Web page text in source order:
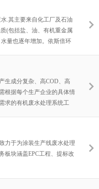
.其主要来自化工厂及石油
(包括盐、油、有机重金属
量也逐年增加。依斯倍环
生成分复杂、高COD、高
根据每个生产企业的具体情
求的有机废水处理系统工
力于为涂装生产线废水处理
板块涵盖EPC工程、提标改